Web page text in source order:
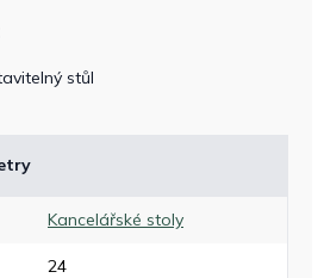
stůl
Kancelářské stoly
24